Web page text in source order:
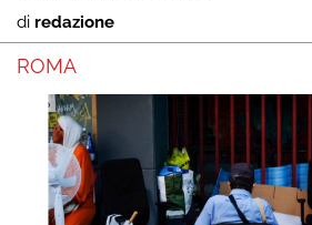
di redazione
ROMA